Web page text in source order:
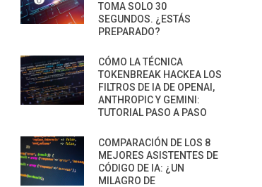
TOMA SOLO 30
SEGUNDOS. ¿ESTÁS
PREPARADO?
CÓMO LA TÉCNICA
TOKENBREAK HACKEA LOS
FILTROS DE IA DE OPENAI,
ANTHROPIC Y GEMINI:
TUTORIAL PASO A PASO
COMPARACIÓN DE LOS 8
MEJORES ASISTENTES DE
CÓDIGO DE IA: ¿UN
MILAGRO DE